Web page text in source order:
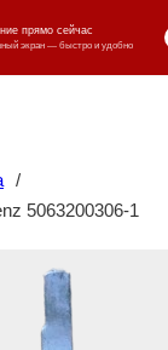
₸ KZT
/
5063200306-1